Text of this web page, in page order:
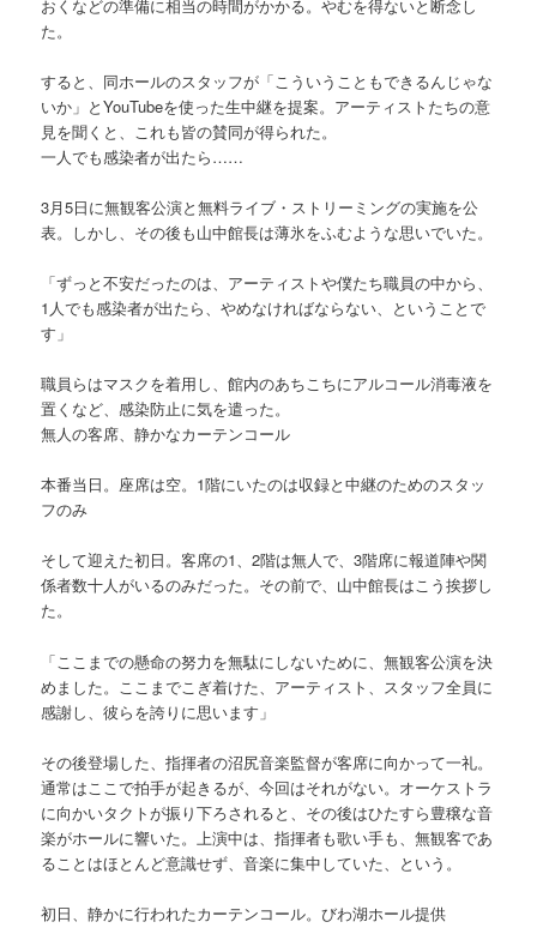
おくなどの準備に相当の時間がかかる。やむを得ないと断念し
た。
すると、同ホールのスタッフが「こういうこともできるんじゃな
いか」とYouTubeを使った生中継を提案。アーティストたちの意
見を聞くと、これも皆の賛同が得られた。
一人でも感染者が出たら……
3月5日に無観客公演と無料ライブ・ストリーミングの実施を公
表。しかし、その後も山中館長は薄氷をふむような思いでいた。
「ずっと不安だったのは、アーティストや僕たち職員の中から、
1人でも感染者が出たら、やめなければならない、ということで
す」
職員らはマスクを着用し、館内のあちこちにアルコール消毒液を
置くなど、感染防止に気を遣った。
無人の客席、静かなカーテンコール
本番当日。座席は空。1階にいたのは収録と中継のためのスタッ
フのみ
そして迎えた初日。客席の1、2階は無人で、3階席に報道陣や関
係者数十人がいるのみだった。その前で、山中館長はこう挨拶し
た。
「ここまでの懸命の努力を無駄にしないために、無観客公演を決
めました。ここまでこぎ着けた、アーティスト、スタッフ全員に
感謝し、彼らを誇りに思います」
その後登場した、指揮者の沼尻音楽監督が客席に向かって一礼。
通常はここで拍手が起きるが、今回はそれがない。オーケストラ
に向かいタクトが振り下ろされると、その後はひたすら豊穣な音
楽がホールに響いた。上演中は、指揮者も歌い手も、無観客であ
ることはほとんど意識せず、音楽に集中していた、という。
初日、静かに行われたカーテンコール。びわ湖ホール提供